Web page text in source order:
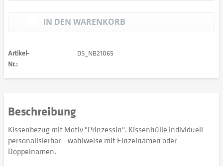
IN DEN WARENKORB
Artikel-
Nr.:
DS_NB21065
Beschreibung
Kissenbezug mit Motiv "Prinzessin". Kissenhülle individuell
personalisierbar – wahlweise mit Einzelnamen oder
Doppelnamen.